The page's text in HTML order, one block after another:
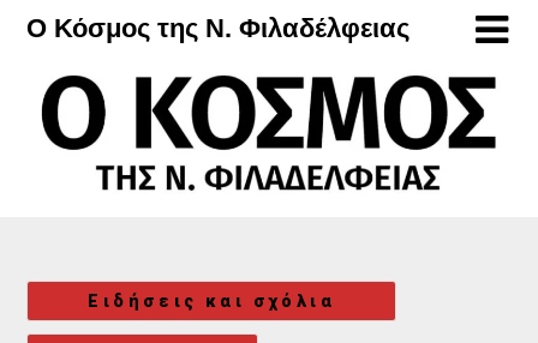
Μετάβαση
περιεχόμενο
Ο Κόσμος της Ν. Φιλαδέλφειας
Ειδήσεις και σχόλια